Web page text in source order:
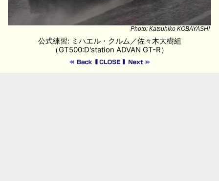
Photo: Katsuhiko KOBAYASHI
公式練習: ミハエル・クルム／佐々木大樹組
（GT500:D'station ADVAN GT-R）